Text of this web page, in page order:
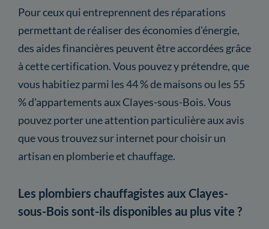
Pour ceux qui entreprennent des réparations
permettant de réaliser des économies d'énergie,
des aides financières peuvent être accordées grâce
à cette certification. Vous pouvez y prétendre, que
vous habitiez parmi les 44 % de maisons ou les 55
% d'appartements aux Clayes-sous-Bois. Vous
pouvez porter une attention particulière aux avis
que vous trouvez sur internet pour choisir un
artisan en plomberie et chauffage.
Les plombiers chauffagistes aux Clayes-
sous-Bois sont-ils disponibles au plus vite ?